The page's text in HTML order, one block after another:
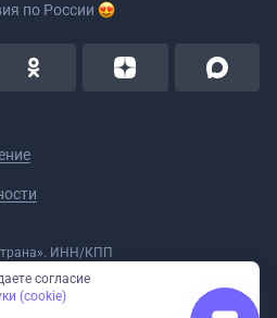
по России
ИНН/КПП
№ 59-18-006319 (Приказ № 321 от
согласие
(cookie)